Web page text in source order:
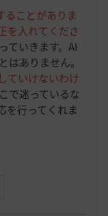
ることがありま
を入れてくださ
ていきます。AI
はありません。
ていけないわけ
で迷っているな
を行ってくれま